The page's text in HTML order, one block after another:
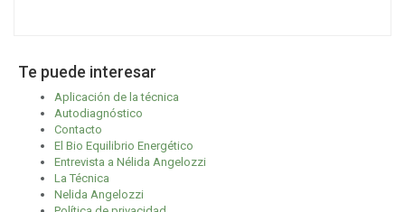
Te puede interesar
Aplicación de la técnica
Autodiagnóstico
Contacto
El Bio Equilibrio Energético
Entrevista a Nélida Angelozzi
La Técnica
Nelida Angelozzi